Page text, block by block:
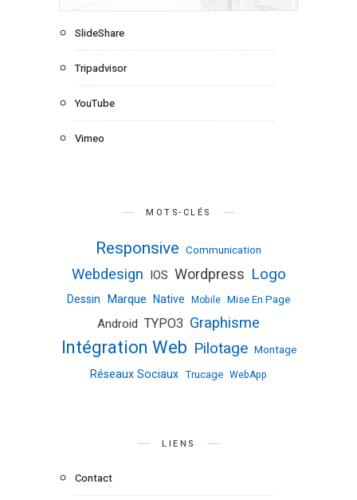
SlideShare
Tripadvisor
YouTube
Vimeo
MOTS-CLÉS
Responsive Communication
Webdesign IOS Wordpress Logo
Dessin Marque Native Mobile Mise En Page
Android TYPO3 Graphisme
Intégration Web Pilotage Montage
Réseaux Sociaux Trucage WebApp
LIENS
Contact